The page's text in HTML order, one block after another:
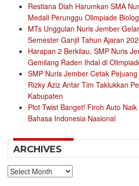
Restiana Diah Harumkan SMA
Medali Perunggu Olimpiade
MTs Unggulan Nuris Jember
Semester Ganjil Tahun Ajaran
Harapan 2 Berkilau, SMP Nuris
Gemilang Raden Ihdal di
SMP Nuris Jember Cetak
Rizky Aziz Antar Tim Taklukkan
Kabupaten
Plot Twist Banget! Firoh Auto
Bahasa Indonesia Nasional
ARCHIVES
Archives